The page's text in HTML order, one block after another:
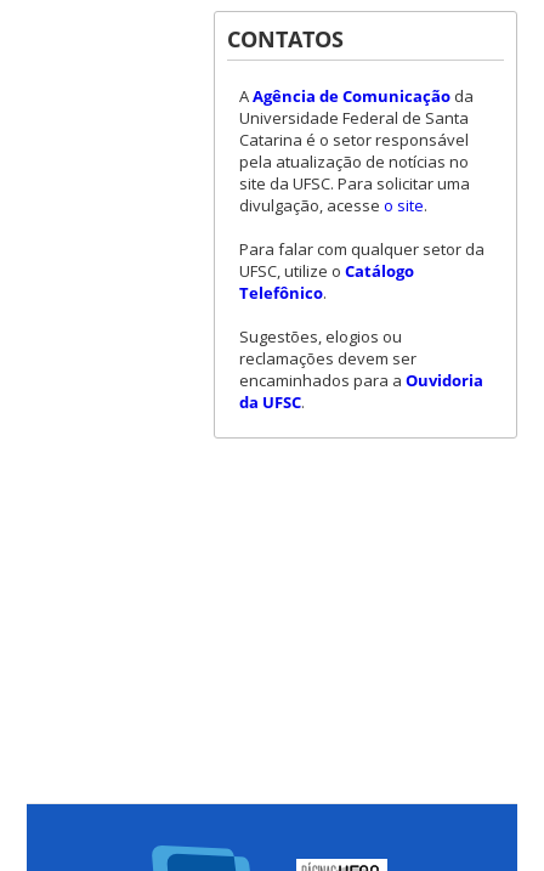
CONTATOS
AAgência de Comunicaçãoda
Universidade Federal de Santa
Catarina é o setor responsável
pela atualização de notícias no
site da UFSC. Para solicitar uma
divulgação, acesse o site.
Para falar com qualquer setor da
UFSC, utilize o Catálogo
Telefônico.
Sugestões, elogios ou
reclamações devem ser
encaminhados para a Ouvidoria
da UFSC.